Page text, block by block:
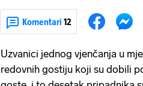
Komentari 12
Uzvanici jednog vjenčanja u
redovnih gostiju koji su dobili